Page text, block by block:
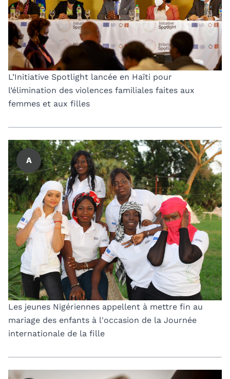
L’Initiative Spotlight lancée en Haïti pour
l’élimination des violences familiales faites aux
femmes et aux filles
A
Les jeunes Nigériennes appellent à mettre fin au
mariage des enfants à l'occasion de la Journée
internationale de la fille